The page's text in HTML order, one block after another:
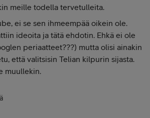
meille todella tervetulleita.
ei se sen ihmeempää oikein ole.
ideoita ja tätä ehdotin. Ehkä ei ole
periaatteet???) mutta olisi ainakin
että valitsisin Telian kilpurin sijasta.
muullekin.